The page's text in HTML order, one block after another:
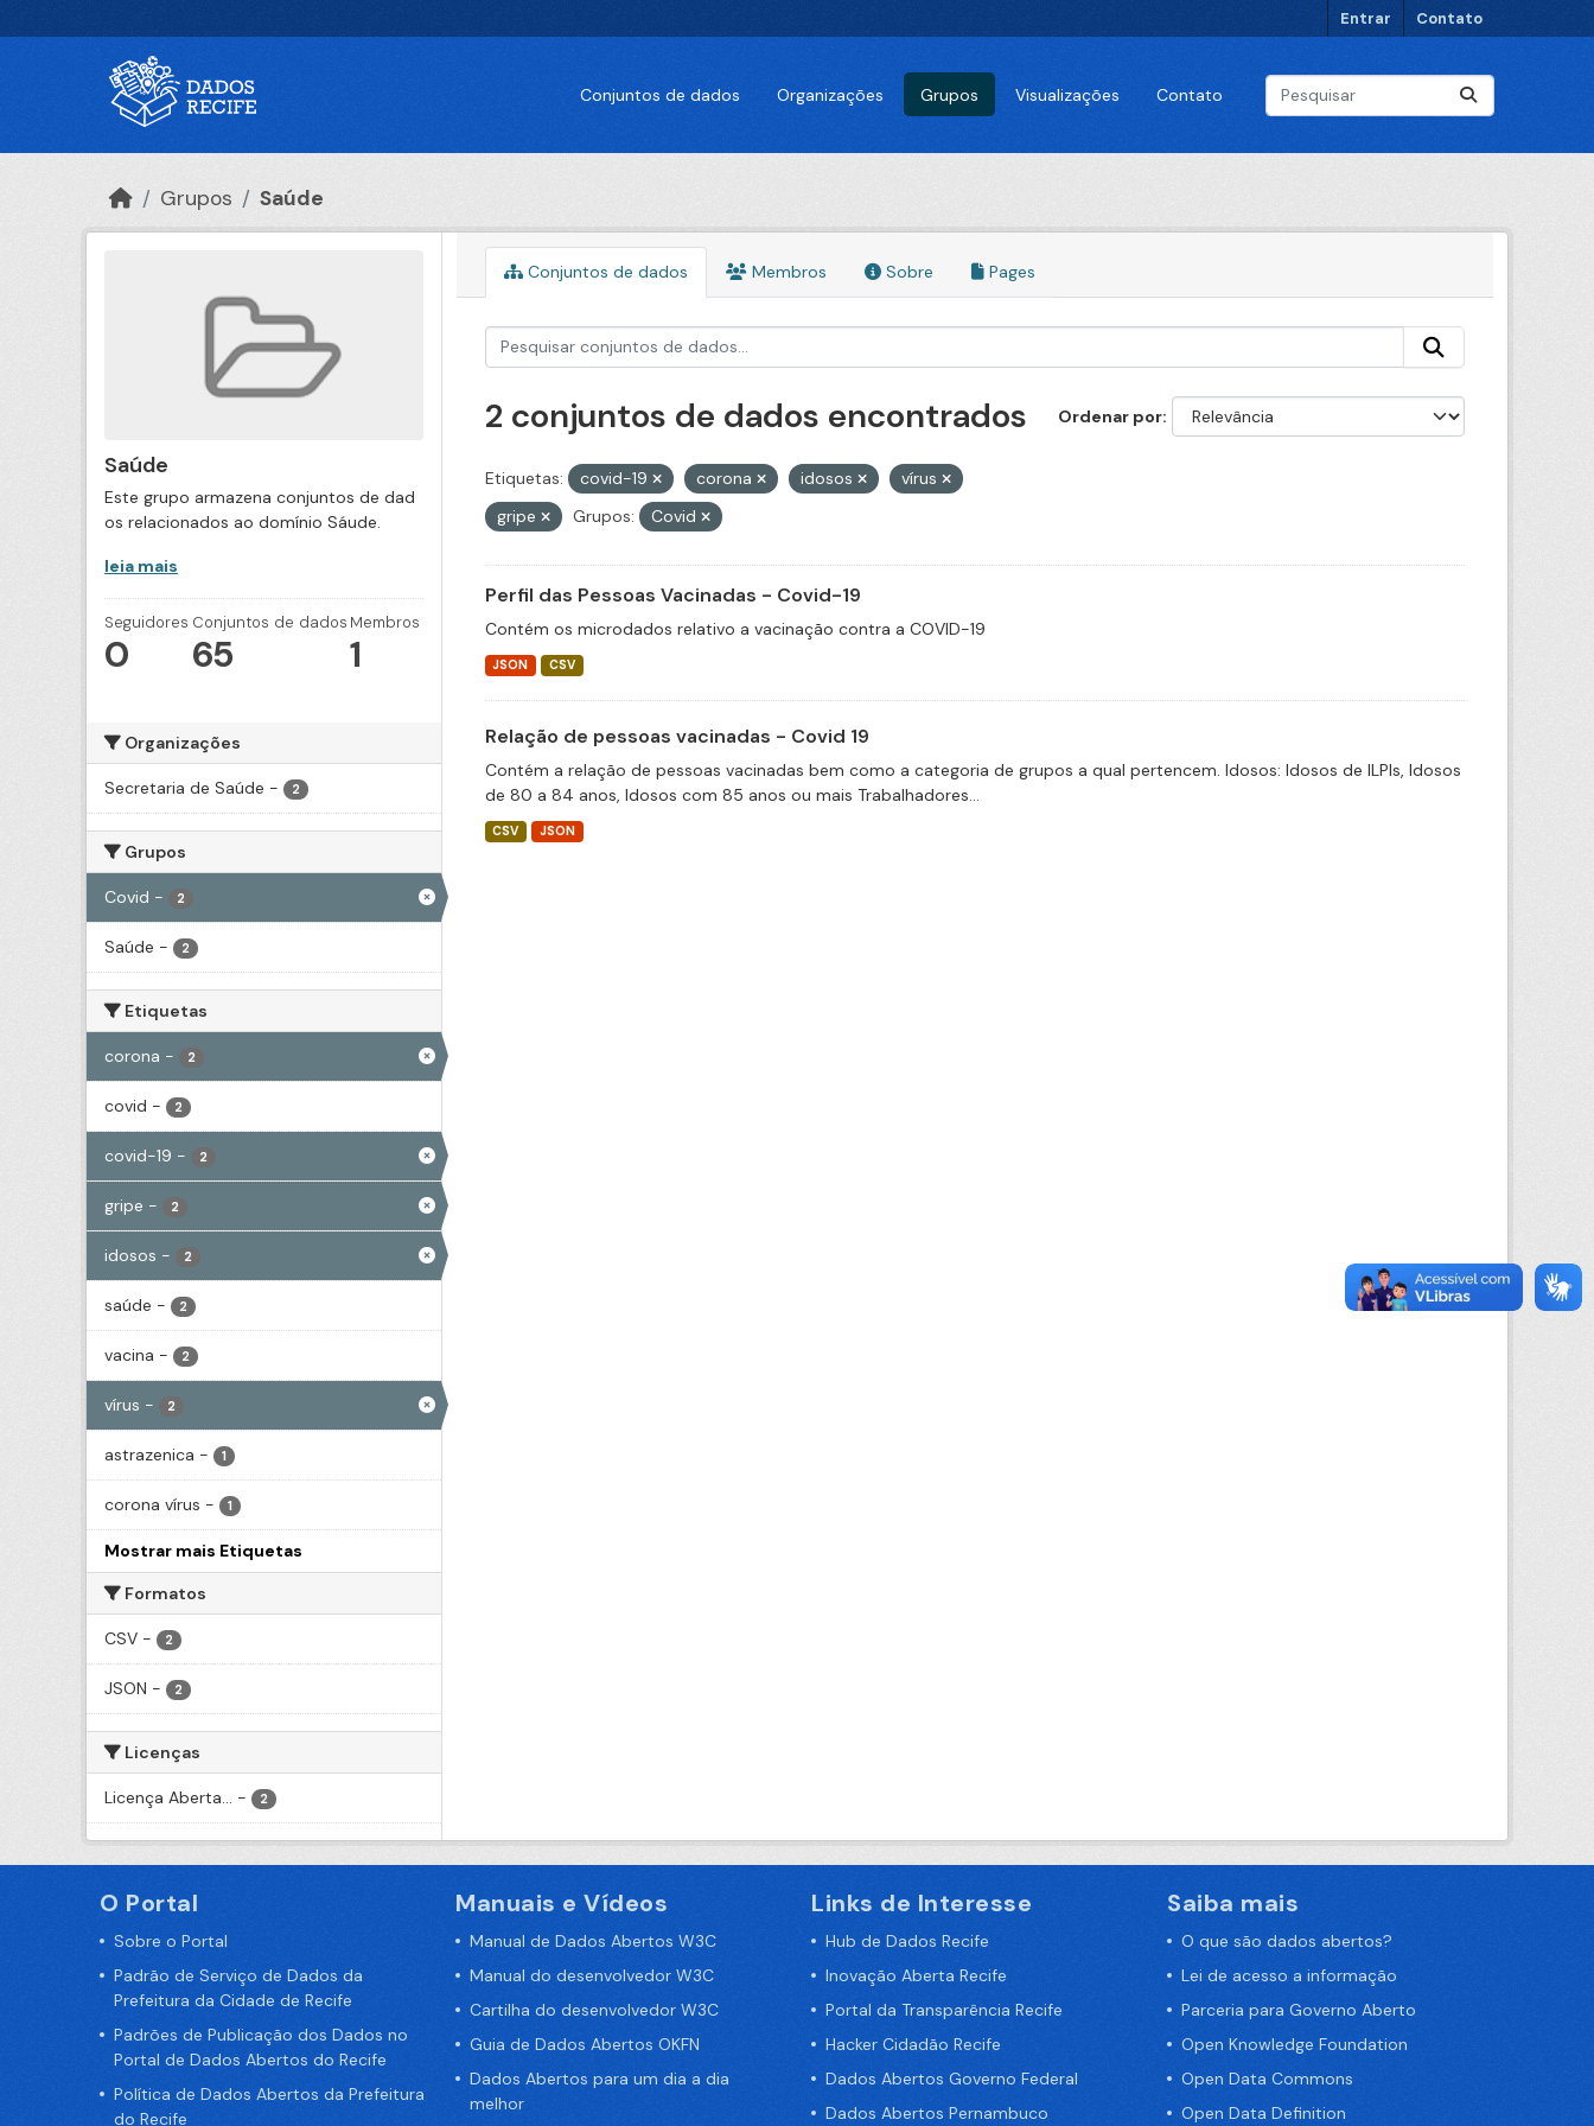
Entrar Contato
Conjuntos de dados Organizações Grupos Visualizações Contato
Grupos Saúde
Saúde
Este grupo armazena conjuntos de dad
os relacionados ao domínio Sáude.
leia mais
Seguidores
0
Conjuntos de dados
65
Membros
1
Organizações
Secretaria de Saúde - 2
Grupos
Covid - 2
Saúde - 2
Etiquetas
corona - 2
covid - 2
covid-19 - 2
gripe - 2
idosos - 2
saúde - 2
vacina - 2
vírus - 2
astrazenica - 1
corona vírus - 1
Mostrar mais Etiquetas
Formatos
CSV - 2
JSON - 2
Licenças
Licença Aberta... - 2
Conjuntos de dados Membros Sobre Pages
Ordenar por
2 conjuntos de dados encontrados
Etiquetas: covid-19 corona idosos
vírus
gripe
Grupos: Covid
Perfil das Pessoas Vacinadas - Covid-19
Contém os microdados relativo a vacinação contra a COVID-19
JSON CSV
Relação de pessoas vacinadas - Covid 19
Contém a relação de pessoas vacinadas bem como a categoria de grupos a qual pertencem. Idosos: Idosos de ILPIs, Idosos
de 80 a 84 anos, Idosos com 85 anos ou mais Trabalhadores...
CSV JSON
O Portal
Sobre o Portal
Padrão de Serviço de Dados da
Prefeitura da Cidade de Recife
Padrões de Publicação dos Dados no
Portal de Dados Abertos do Recife
Política de Dados Abertos da Prefeitura
do Recife
Manuais e Vídeos
Manual de Dados Abertos W3C
Manual do desenvolvedor W3C
Cartilha do desenvolvedor W3C
Guia de Dados Abertos OKFN
Dados Abertos para um dia a dia
melhor
Links de Interesse
Hub de Dados Recife
Inovação Aberta Recife
Portal da Transparência Recife
Hacker Cidadão Recife
Dados Abertos Governo Federal
Dados Abertos Pernambuco
Saiba mais
O que são dados abertos?
Lei de acesso a informação
Parceria para Governo Aberto
Open Knowledge Foundation
Open Data Commons
Open Data Definition